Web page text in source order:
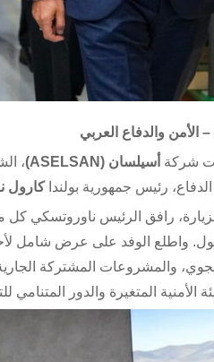
الأمن والدفاع العربي
شركة أسيلسان (ASELSAN)
،
رئيس جمهورية بولنداكارول
رافق الرئيس ناوروتسكي كل
واطلع الوفد على عرض شامل
والمشروعات المشتركة
الأمنية المتغيرة والدور